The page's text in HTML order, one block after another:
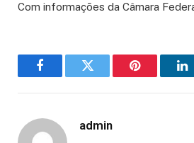
Com informações da Câmara
FacebookTwitter Pinterest
admin